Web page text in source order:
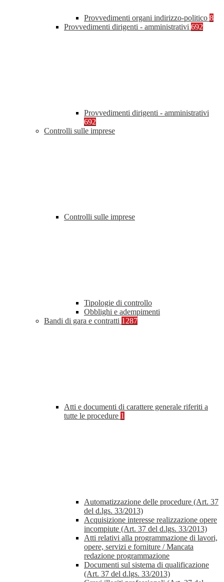
Provvedimenti organi indirizzo-politico 8
Provvedimenti dirigenti - amministrativi 692
Provvedimenti dirigenti - amministrativi
692
Controlli sulle imprese
Controlli sulle imprese
Tipologie di controllo
Obblighi e adempimenti
Bandi di gara e contratti 1287
Atti e documenti di carattere generale riferiti a
tutte le procedure 1
Automatizzazione delle procedure (Art. 37
del d.lgs. 33/2013)
Acquisizione interesse realizzazione opere
incompiute (Art. 37 del d.lgs. 33/2013)
Atti relativi alla programmazione di lavori,
opere, servizi e forniture / Mancata
redazione programmazione
Documenti sul sistema di qualificazione
(Art. 37 del d.lgs. 33/2013)